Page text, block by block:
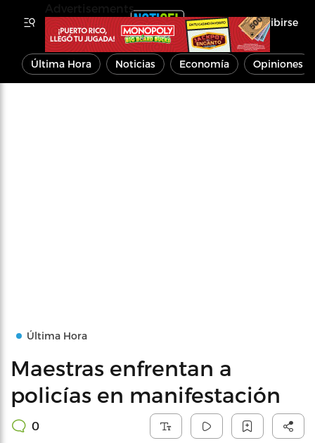
Inscribirse
Última Hora Noticias Economía Opiniones
Última Hora
Maestras enfrentan a
policías en manifestación
0
Advertisements